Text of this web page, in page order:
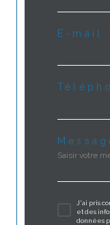
E-mail
J'ai pris
et des
données